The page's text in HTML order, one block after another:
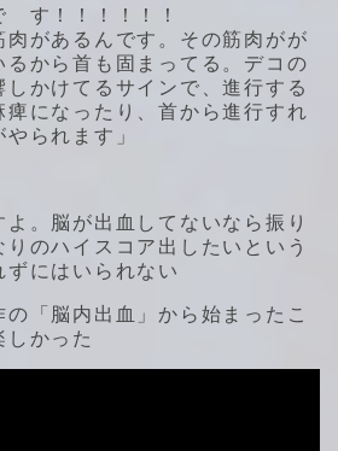
！！！！！！
があるんです。その筋肉がが
から首も固まってる。デコの
かけてるサインで、進行する
痺になったり、首から進行すれ
られます」
。脳が出血してないなら振り
のハイスコア出したいという
にはいられない
「脳内出血」から始まったこ
かった